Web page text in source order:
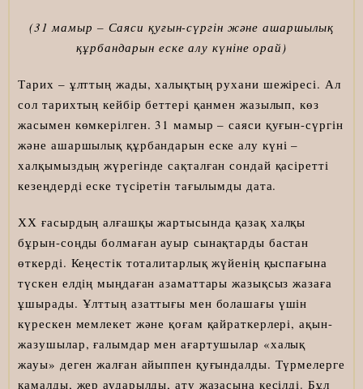
(31 мамыр – Саяси қуғын-сүргін және ашаршылық
құрбандарын еске алу күніне орай)
Тарих – ұлттың жады, халықтың рухани шежіресі. Ал
сол тарихтың кейбір беттері қанмен жазылып, көз
жасымен көмкерілген. 31 мамыр – саяси қуғын-сүргін
және ашаршылық құрбандарын еске алу күні –
халқымыздың жүрегінде сақталған сондай қасіретті
кезеңдерді еске түсіретін тағылымды дата.
ХХ ғасырдың алғашқы жартысында қазақ халқы
бұрын-соңды болмаған ауыр сынақтарды бастан
өткерді. Кеңестік тоталитарлық жүйенің қыспағына
түскен елдің мыңдаған азаматтары жазықсыз жазаға
ұшырады. Ұлттың азаттығы мен болашағы үшін
күрескен мемлекет және қоғам қайраткерлері, ақын-
жазушылар, ғалымдар мен ағартушылар «халық
жауы» деген жалған айыппен қуғындалды. Түрмелерге
қамалды, жер аударылды, ату жазасына кесілді. Бұл